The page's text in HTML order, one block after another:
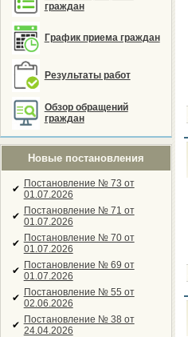
граждан
График приема граждан
Результаты работ
Обзор обращений
граждан
Новые постановления
✔ Постановление № 73 от
01.07.2026
✔ Постановление № 71 от
01.07.2026
✔ Постановление № 70 от
01.07.2026
✔ Постановление № 69 от
01.07.2026
✔ Постановление № 55 от
02.06.2026
✔ Постановление № 38 от
24.04.2026